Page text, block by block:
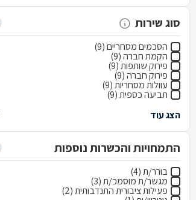
סוג שירות
הסכמים מסחריים (9)
הקמת חברה (9)
פירוק שותפות (9)
פירוק חברה (9)
עוולות מסחריות (9)
תביעה כספית (9)
הצג עוד
התמחויות והכשרות נוספות
בורר/ת (4)
מגשר/ת מוסמכ/ת (3)
פעילות ציבורית התנדבותית (2)